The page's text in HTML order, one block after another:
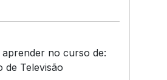
no curso de:
de Televisão